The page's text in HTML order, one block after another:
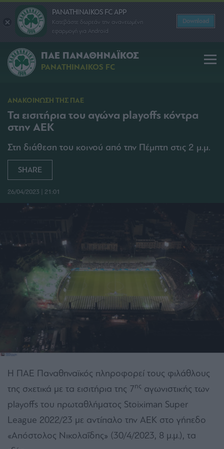
PANATHINAIKOS FC APP
Κατεβάστε δωρεάν την ανανεωμένη
εφαρμογή για Android
Download
ΠΑΕ ΠΑΝΑΘΗΝΑΪΚΟΣ
PANATHINAIKOS FC
ΑΝΑΚΟΙΝΩΣΗ ΤΗΣ ΠΑΕ
Τα εισιτήρια του αγώνα playoffs κόντρα
στην ΑΕΚ
Στη διάθεση του κοινού από την Πέμπτη στις 2 μ.μ.
SHARE
26/04/2023 | 21:01
Η ΠΑΕ Παναθηναϊκός πληροφορεί τους φιλάθλους
της σχετικά με τα εισιτήρια της 7ης αγωνιστικής των
playoffs του πρωταθλήματος Stoiximan Super
League 2022/23 με αντίπαλο την ΑΕΚ στο γήπεδο
«Απόστολος Νικολαΐδης» (30/4/2023, 8 μ.μ.), τα